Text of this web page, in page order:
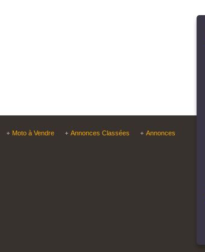
Moto à Vendre Annonces Classées
Annonces